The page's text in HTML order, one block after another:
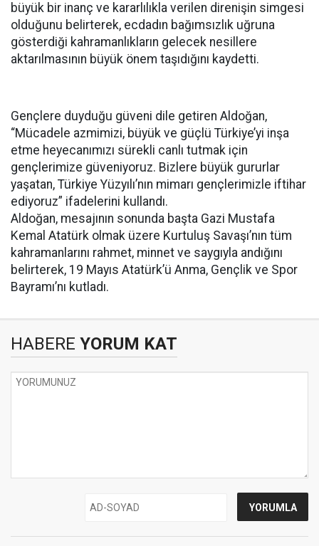
büyük bir inanç ve kararlılıkla verilen direnişin simgesi
olduğunu belirterek, ecdadın bağımsızlık uğruna
gösterdiği kahramanlıkların gelecek nesillere
aktarılmasının büyük önem taşıdığını kaydetti.
Gençlere duyduğu güveni dile getiren Aldoğan,
“Mücadele azmimizi, büyük ve güçlü Türkiye’yi inşa
etme heyecanımızı sürekli canlı tutmak için
gençlerimize güveniyoruz. Bizlere büyük gururlar
yaşatan, Türkiye Yüzyılı’nın mimarı gençlerimizle iftihar
ediyoruz” ifadelerini kullandı.
Aldoğan, mesajının sonunda başta Gazi Mustafa
Kemal Atatürk olmak üzere Kurtuluş Savaşı’nın tüm
kahramanlarını rahmet, minnet ve saygıyla andığını
belirterek, 19 Mayıs Atatürk’ü Anma, Gençlik ve Spor
Bayramı’nı kutladı.
HABERE YORUM KAT